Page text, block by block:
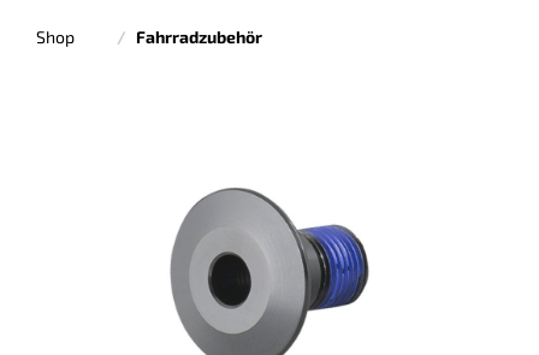
Shop Fahrradzubehör